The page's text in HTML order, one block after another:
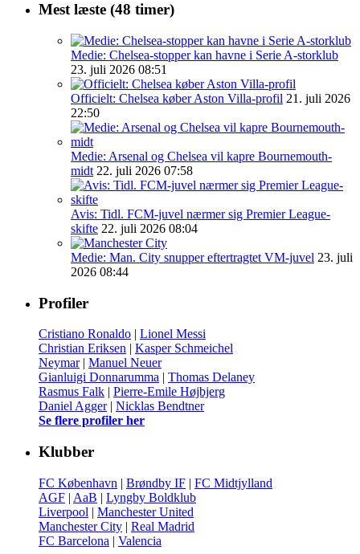
Mest læste (48 timer)
Medie: Chelsea-stopper kan havne i Serie A-storklub
23. juli 2026 08:51
Officielt: Chelsea køber Aston Villa-profil 21. juli 2026
22:50
Medie: Arsenal og Chelsea vil kapre Bournemouth-
midt 22. juli 2026 07:58
Avis: Tidl. FCM-juvel nærmer sig Premier League-
skifte 22. juli 2026 08:04
Medie: Man. City snupper eftertragtet VM-juvel 23. juli
2026 08:44
Profiler
Cristiano Ronaldo | Lionel Messi
Christian Eriksen | Kasper Schmeichel
Neymar| Manuel Neuer
Gianluigi Donnarumma | Thomas Delaney
Rasmus Falk | Pierre-Emile Højbjerg
Daniel Agger| Nicklas Bendtner
Se flere profiler her
Klubber
FC København | Brøndby IF | FC Midtjylland
AGF | AaB | Lyngby Boldklub
Liverpool | Manchester United
Manchester City | Real Madrid
FC Barcelona | Valencia